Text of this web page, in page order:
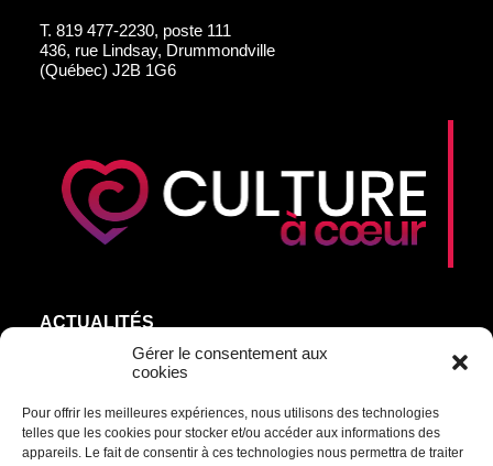
Gérer le consentement aux
cookies
Pour offrir les meilleures expériences, nous utilisons des technologies
telles que les cookies pour stocker et/ou accéder aux informations des
appareils. Le fait de consentir à ces technologies nous permettra de traiter
T. 819 477-2230, poste 111
436, rue Lindsay, Drummondville
(Québec) J2B 1G6
ACTUALITÉS
AGEND’ART
NOS ARTISTES
ÉDITIONS
S’ABONNER